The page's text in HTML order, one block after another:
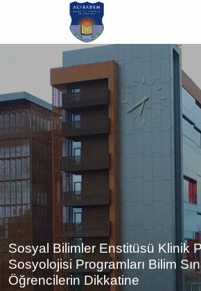
atla
Sosyal Bilimler Enstitüsü Klinik
Sosyolojisi Programları Bilim
Öğrencilerin Dikkatine